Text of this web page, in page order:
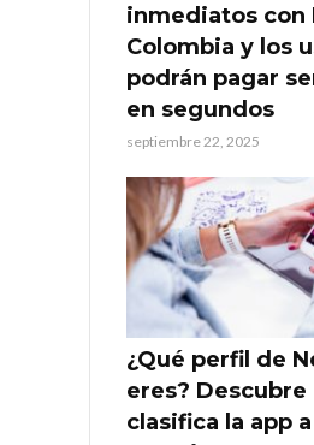
inmediatos con
Colombia y los
podrán pagar
en segundos
septiembre 22, 2025
¿Qué perfil de
eres? Descubre
clasifica la app